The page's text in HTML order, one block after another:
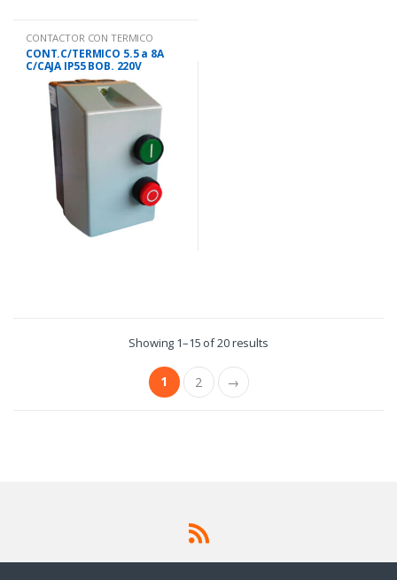
CONTACTOR CON TERMICO
CONT.C/TERMICO 5.5 a 8A
C/CAJA IP55 BOB. 220V
Showing 1–15 of 20 results
1 2 →